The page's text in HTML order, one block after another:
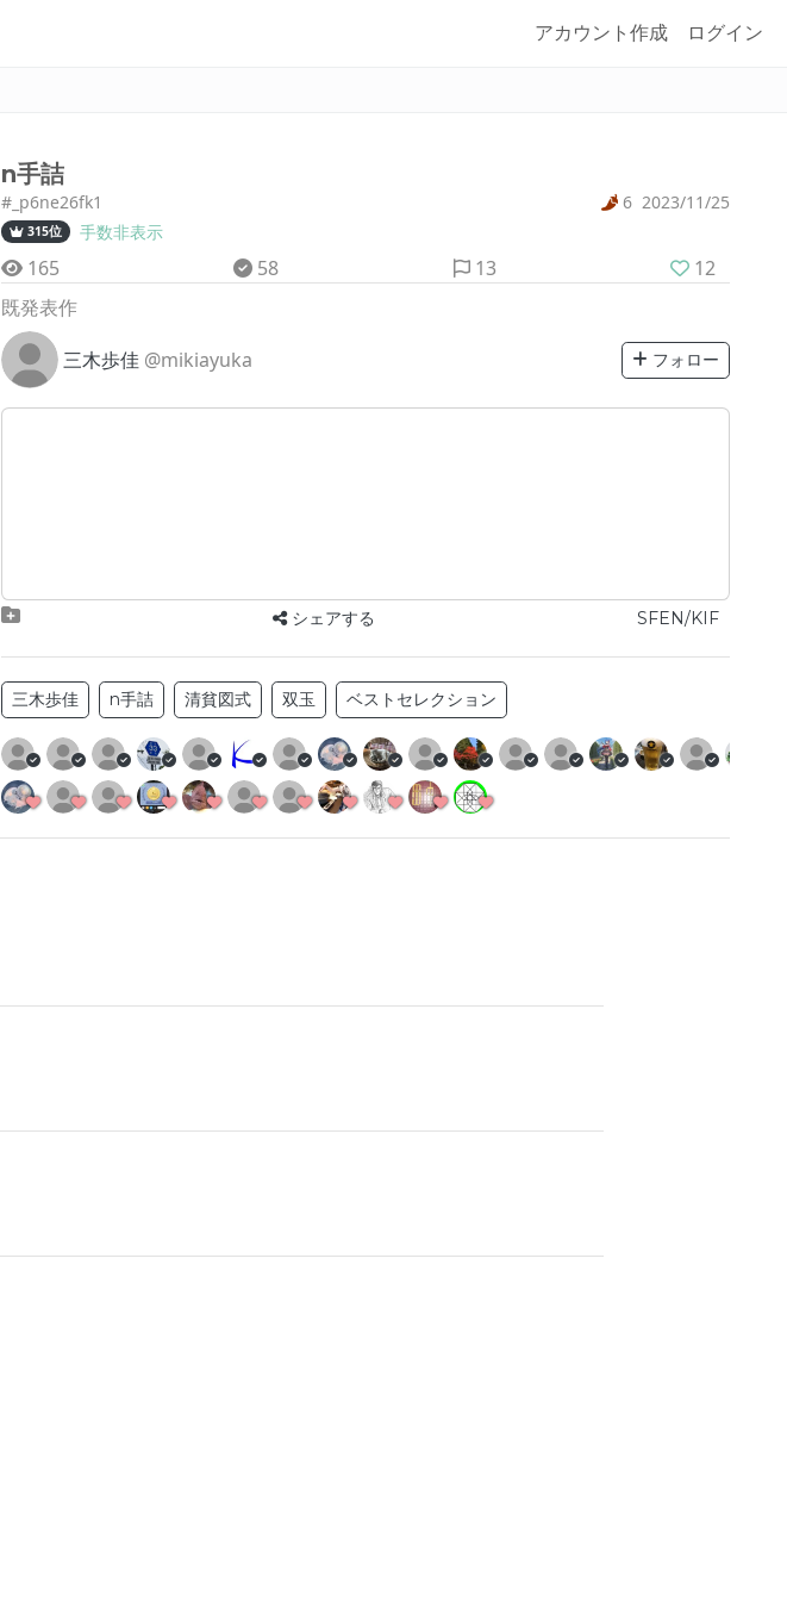
アカウント作成 ログイン
n手詰
#_p6ne26fk1 6 2023/11/25
315位 手数非表示
165 58 13
12
既発表作
三木歩佳 @mikiayuka フォロー
シェアする SFEN/KIF
三木歩佳 n手詰 清貧図式 双玉 ベストセレクション